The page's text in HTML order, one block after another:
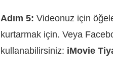
Adım 5: Videonuz için
kurtarmak için. Veya
kullanabilirsiniz: iMovie